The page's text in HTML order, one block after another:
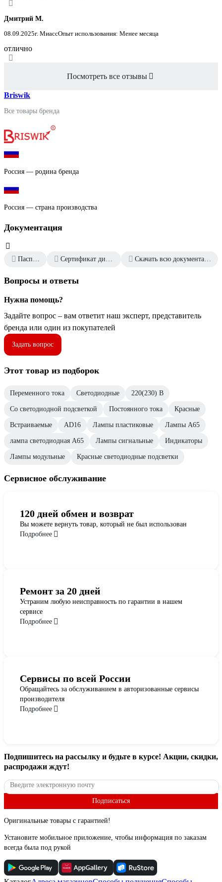
Дмитрий М.
08.09.2025г. МиассОпыт использования: Менее месяца
отлично
Посмотреть все отзывы
Briswik
Все товары бренда
Россия — родина бренда
Россия — страна производства
Документация
Паспорт Сертификат дилера Скачать всю документацию
Вопросы и ответы
Нужна помощь?
Задайте вопрос – вам ответит наш эксперт, представитель
бренда или один из покупателей
Задать вопрос
Этот товар из подборок
Переменного тока Светодиодные 220(230) В
Со светодиодной подсветкой Постоянного тока Красные
Встраиваемые AD16 Лампы пластиковые Лампы А65
лампа светодиодная А65 Лампы сигнальные Индикаторы
Лампы модульные Красные светодиодные подсветки
Сервисное обслуживание
120 дней обмен и возврат
Вы можете вернуть товар, который не был использован
Подробнее
Ремонт за 20 дней
Устраним любую неисправность по гарантии в нашем
сервисе
Подробнее
Сервисы по всей России
Обращайтесь за обслуживанием в авторизованные сервисы
производителя
Подробнее
Подпишитесь на рассылку и будьте в курсе! Акции, скидки,
распродажи ждут!
Подписаться
Оригинальные товары с гарантией!
Установите мобильное приложение, чтобы информация по заказам
всегда была под рукой